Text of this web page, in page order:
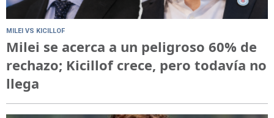
MILEI VS KICILLOF
Milei se acerca a un peligroso 60% de
rechazo; Kicillof crece, pero todavía no
llega